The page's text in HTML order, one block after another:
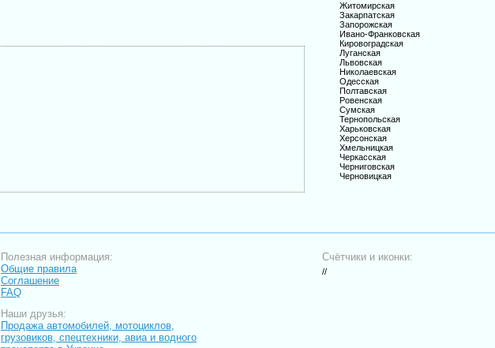
Житомирская
Закарпатская
Запорожская
Ивано-Франковская
Кировоградская
Луганская
Львовская
Николаевская
Одесская
Полтавская
Ровенская
Сумская
Тернопольская
Харьковская
Херсонская
Хмельницкая
Черкасская
Черниговская
Черновицкая
Полезная информация:
Общие правила
Соглашение
FAQ
Наши друзья:
Продажа автомобилей, мотоциклов,
грузовиков, спецтехники, авиа и водного
Счётчики и иконки:
//